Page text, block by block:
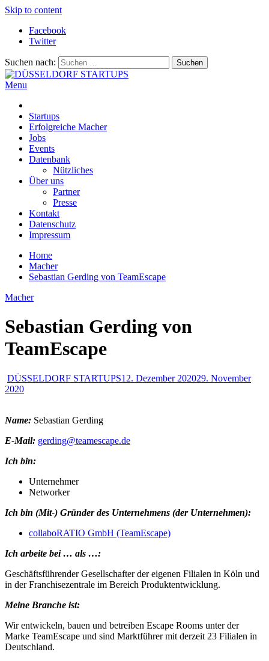
Skip to content
Facebook
Twitter
Suchen nach:
ganzen Rheinland
Menu
Startups
Erfolgreiche Macher
Jobs
Events
Datenbank
Nützliches
Über uns
Partner
Presse
Kontakt
Datenschutz
Impressum
Home
Macher
Sebastian Gerding von TeamEscape
Macher
Sebastian Gerding von
TeamEscape
DÜSSELDORF STARTUPS12. Dezember 202029. November
2020
Name: Sebastian Gerding
E-Mail: gerding@teamescape.de
Ich bin:
Unternehmer
Networker
Ich bin (Mit-) Gründer des Unternehmens (der Unternehmen):
collaboRATIO GmbH (TeamEscape)
Ich arbeite bei … als …:
Geschäftsführender Gesellschafter der eigenen Filialen in Köln und
in der Franchisezentrale im Bereich Produktentwicklung.
Meine Branche ist:
Wir entwickeln, bauen und betreiben Escape Rooms unter der
Marke TeamEscape und sind Marktführer mit derzeit 23 Filialen in
Deutschland.